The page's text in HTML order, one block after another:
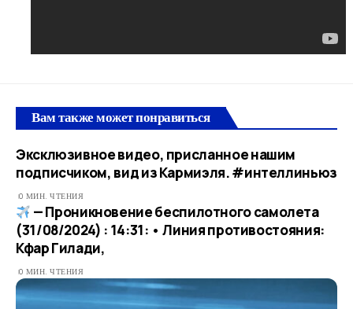
Вам также может понравиться
Эксклюзивное видео, присланное нашим
подписчиком, вид из Кармиэля. #интеллиньюз
0 МИН. ЧТЕНИЯ
— Проникновение беспилотного самолета
(31/08/2024) : 14:31: • Линия противостояния:
Кфар Гилади,
0 МИН. ЧТЕНИЯ